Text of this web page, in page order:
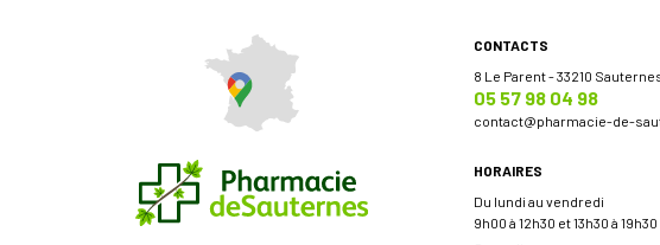
CONTACTS
8 Le Parent - 33210
05 57 98 04 98
contact@pharmacie-de-
HORAIRES
Du lundi au vendredi
9h00 à 12h30 et 13h30 à 19h30